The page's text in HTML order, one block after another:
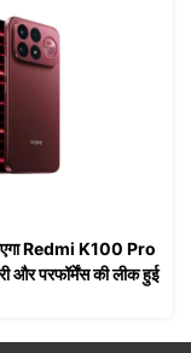
Redmi K100 Pro
और परफॉर्मेंस की लीक हुई